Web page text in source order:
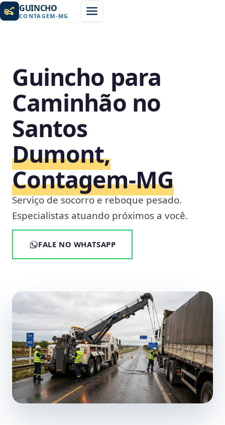
GUINCHO
CONTAGEM-MG
Guincho para
Caminhão no
Santos
Dumont,
Contagem‑MG
Serviço de socorro e reboque pesado.
Especialistas atuando próximos a você.
FALE NO WHATSAPP